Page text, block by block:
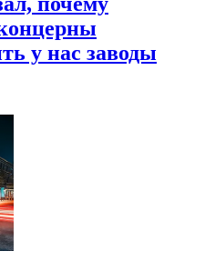
у нас заводы